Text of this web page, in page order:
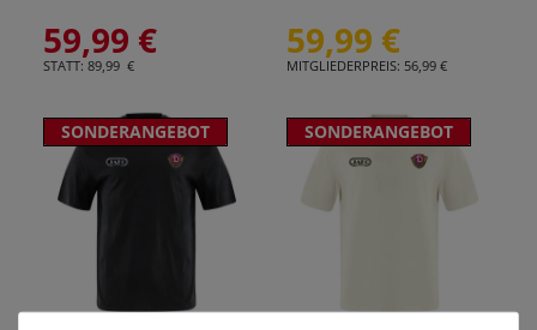
59,99 €
STATT: 89,99 €
59,99 €
MITGLIEDERPREIS: 56,99 €
SONDERANGEBOT SONDERANGEBOT